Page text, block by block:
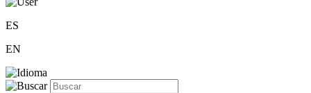
ES
EN